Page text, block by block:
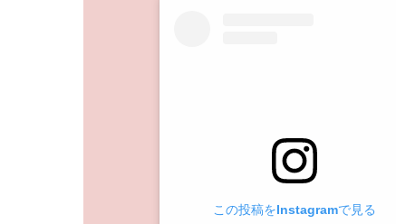
この投稿をInstagramで見る